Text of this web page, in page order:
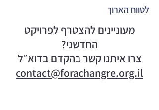
לטווח הארוך
מעוניינים להצטרף לפרויקט
החדשני?
צרו איתנו קשר בהקדם בדוא״ל
contact@forachangre.org.il